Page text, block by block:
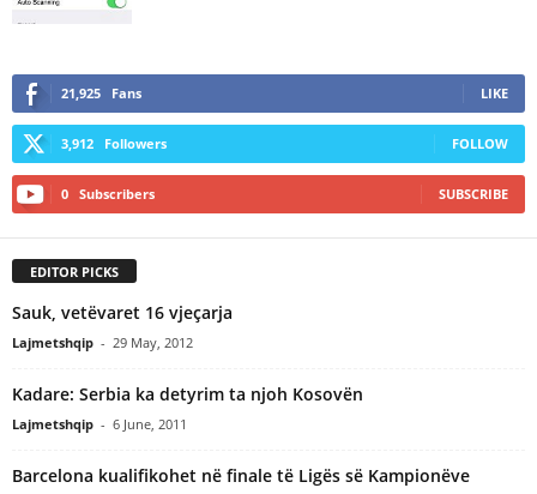
21,925 Fans LIKE
3,912 Followers FOLLOW
0 Subscribers SUBSCRIBE
EDITOR PICKS
Sauk, vetëvaret 16 vjeçarja
Lajmetshqip - 29 May, 2012
Kadare: Serbia ka detyrim ta njoh Kosovën
Lajmetshqip - 6 June, 2011
Barcelona kualifikohet në finale të Ligës së Kampionëve